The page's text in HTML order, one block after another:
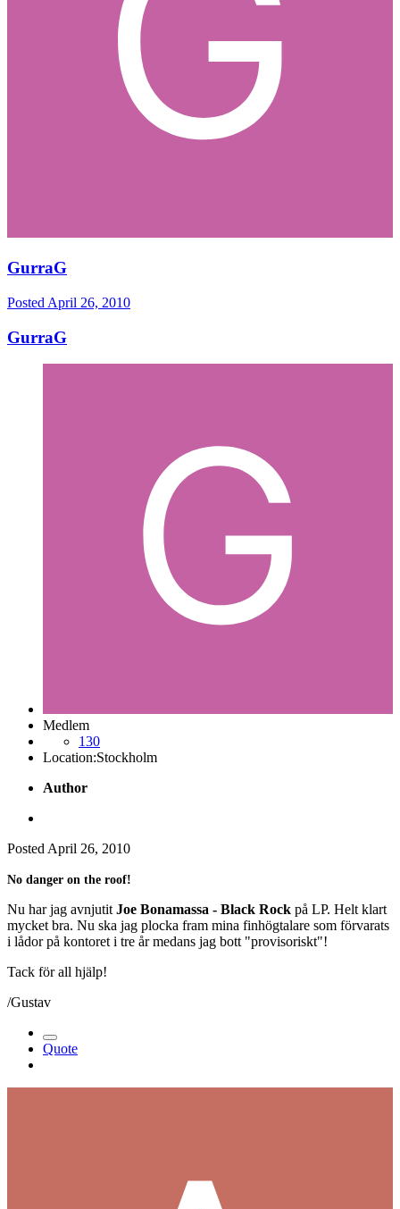
GurraG
Posted April 26, 2010
GurraG
Medlem
130
Location:Stockholm
Author
Posted April 26, 2010
No danger on the roof!
Nu har jag avnjutit Joe Bonamassa - Black Rock på LP. Helt klart
mycket bra. Nu ska jag plocka fram mina finhögtalare som förvarats
i lådor på kontoret i tre år medans jag bott "provisoriskt"!
Tack för all hjälp!
/Gustav
Quote